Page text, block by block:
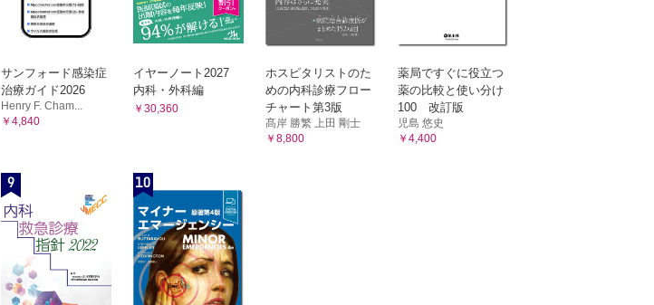
サンフォード感染症
治療ガイド2026
Henry F. Cham...
￥4,840
イヤーノート2027
内科・外科編
￥30,360
ホスピタリストのた
めの内科診療フロー
チャート第3版
髙岸 勝繁 上田 剛士
￥8,800
薬局ですぐに役立つ
薬の比較と使い分け
100 改訂版
児島 悠史
￥4,400
9 10